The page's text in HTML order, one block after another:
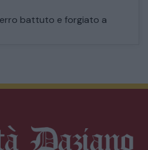
battuto e forgiato a